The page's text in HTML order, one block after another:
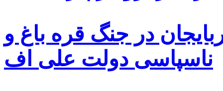
در جنگ قره باغ و
ناسپاسی دولت علی اف